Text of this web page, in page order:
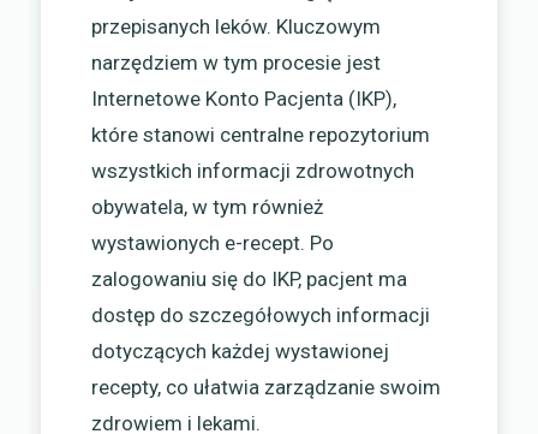
przepisanych leków. Kluczowym
narzędziem w tym procesie jest
Internetowe Konto Pacjenta (IKP),
które stanowi centralne repozytorium
wszystkich informacji zdrowotnych
obywatela, w tym również
wystawionych e-recept. Po
zalogowaniu się do IKP, pacjent ma
dostęp do szczegółowych informacji
dotyczących każdej wystawionej
recepty, co ułatwia zarządzanie swoim
zdrowiem i lekami.